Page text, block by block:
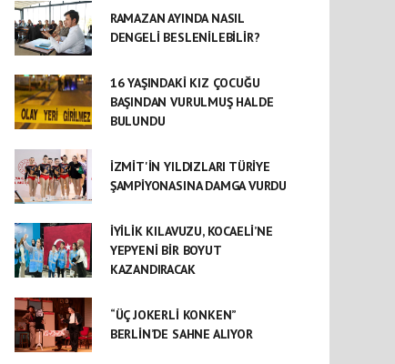
RAMAZAN AYINDA NASIL
DENGELİ BESLENİLEBİLİR?
16 YAŞINDAKİ KIZ ÇOCUĞU
BAŞINDAN VURULMUŞ HALDE
BULUNDU
İZMİT'İN YILDIZLARI TÜRİYE
ŞAMPİYONASINA DAMGA VURDU
İYİLİK KILAVUZU, KOCAELİ’NE
YEPYENİ BİR BOYUT
KAZANDIRACAK
“ÜÇ JOKERLİ KONKEN”
BERLİN’DE SAHNE ALIYOR